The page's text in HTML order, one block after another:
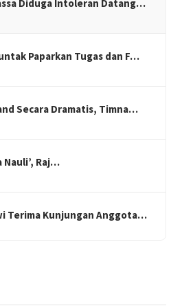
Diduga Intoleran Datang…
Paparkan Tugas dan F…
Secara Dramatis, Timna…
Nauli’, Raj…
Terima Kunjungan Anggota…